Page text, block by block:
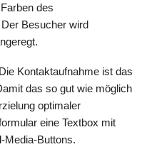
des
Besucher wird
Kontaktaufnahme ist das
das so gut wie möglich
optimaler
eine Textbox mit
Media-Buttons.